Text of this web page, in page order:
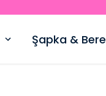
Şapka & Bere